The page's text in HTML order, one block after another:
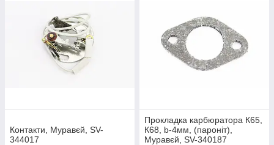
Контакти, Муравєй, SV-
344017
Прокладка карбюратора К65,
К68, b-4мм, (пароніт),
Муравєй, SV-340187